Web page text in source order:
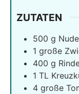
ZUTATEN
500 g
1 große
400 g
1 TL
4 große